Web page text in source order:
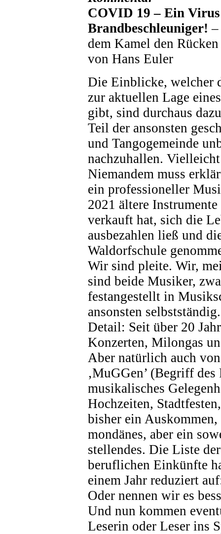
COVID 19 – Ein
Brandbeschleuniger! –
dem Kamel den
von Hans Euler
Die Einblicke, welcher
zur aktuellen Lage
gibt, sind durchaus
Teil der ansonsten
und Tangogemeinde
nachzuhallen.
Niemandem muss
ein professioneller
2021 ältere
verkauft hat, sich die
ausbezahlen ließ und
Waldorfschule
Wir sind pleite. Wir,
sind beide Musiker,
festangestellt in
ansons­ten
Detail: Seit über 20
Konzerten, Milongas
Aber natürlich auch
‚MuGGen’ (Begriff des
musikalisches
Hochzeiten,
bisher ein
mondänes, aber ein
stellendes. Die Liste
beruflichen Einkünfte
einem Jahr reduziert
Oder nennen wir es
Und nun kommen
Leserin oder Leser ins